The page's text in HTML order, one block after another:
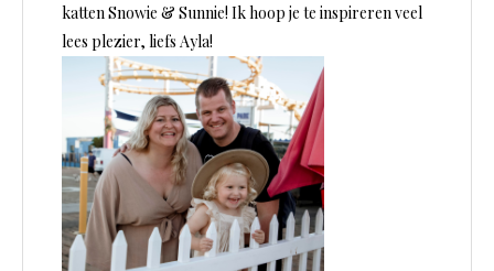
katten Snowie & Sunnie! Ik hoop je te inspireren veel
lees plezier, liefs Ayla!